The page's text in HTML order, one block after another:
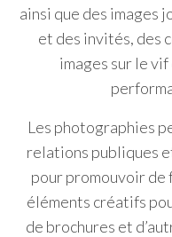
ainsi que des images
et des invités, des
images sur le
Les photographies
relations publiques
pour promouvoir de
éléments créatifs
de brochures et